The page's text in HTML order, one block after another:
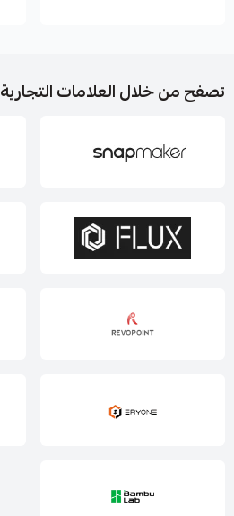
تصفح من خلال العلامات التجارية